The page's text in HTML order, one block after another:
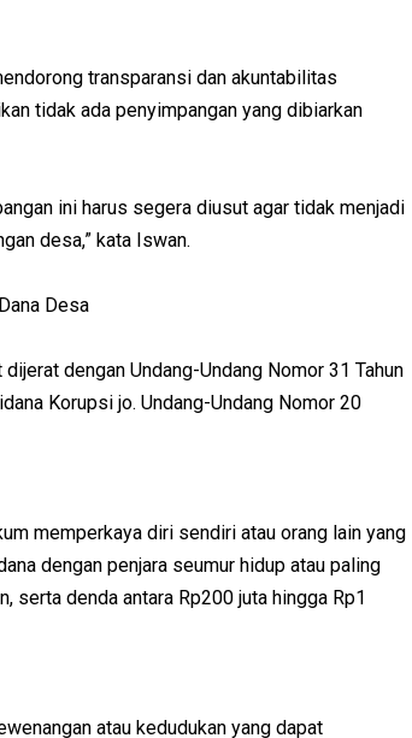
transparansi dan akuntabilitas
tidak ada penyimpangan yang dibiarkan
ini harus segera diusut agar tidak menjadi
desa,” kata Iswan.
Desa
dengan Undang-Undang Nomor 31 Tahun
Korupsi jo. Undang-Undang Nomor 20
memperkaya diri sendiri atau orang lain yang
dengan penjara seumur hidup atau paling
serta denda antara Rp200 juta hingga Rp1
atau kedudukan yang dapat